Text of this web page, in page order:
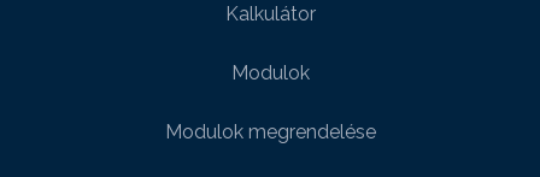
Kalkulátor
Modulok
Modulok megrendelése